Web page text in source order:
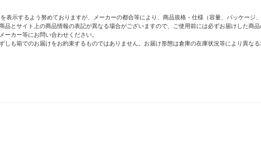
表示するよう努めておりますが、メーカーの都合等により、商品規格・仕様（容量、パッケージ
品とサイト上の商品情報の表記が異なる場合がございますので、ご使用前には必ずお届けした商
カー等にお問い合わせください。
しも箱でのお届けをお約束するものではありません。お届け形態は倉庫の在庫状況等により異な